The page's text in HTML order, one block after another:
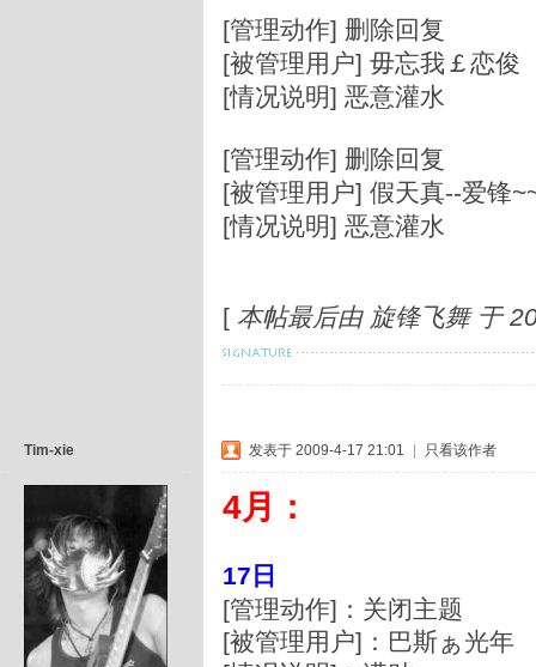
[管理动作] 删除回复
[被管理用户] 毋忘我￡恋俊
[情况说明] 恶意灌水
[管理动作] 删除回复
[被管理用户] 假天真--爱锋
[情况说明] 恶意灌水
[ 本帖最后由 旋锋飞舞 于
Tim-xie 发表于 2009-4-17 21:01 只看该作者
4月：
17日
[管理动作]：关闭主题
[被管理用户]：巴斯ぁ光年